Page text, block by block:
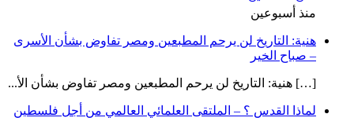
منذ أسبوعين
هنية: التاريخ لن يرحم المطبعين ومصر تفاوض بشأن الأسرى
– صباح الخير
[…] هنية: التاريخ لن يرحم المطبعين ومصر تفاوض بشأن الأ...
لماذا القدس ؟ – الملتقى العلمائي العالمي من أجل فلسطين